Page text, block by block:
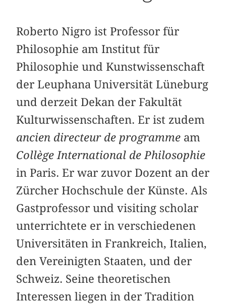
Roberto Nigro ist Professor für
Philosophie am Institut für
Philosophie und Kunstwissenschaft
der Leuphana Universität Lüneburg
und derzeit Dekan der Fakultät
Kulturwissenschaften. Er ist zudem
ancien directeur de programme am
Collège International de Philosophie
in Paris. Er war zuvor Dozent an der
Zürcher Hochschule der Künste. Als
Gastprofessor und visiting scholar
unterrichtete er in verschiedenen
Universitäten in Frankreich, Italien,
den Vereinigten Staaten, und der
Schweiz. Seine theoretischen
Interessen liegen in der Tradition